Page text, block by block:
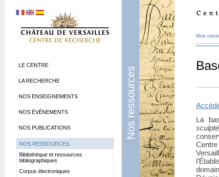
Nos ressources
Nos
La
LE CENTRE
LA RECHERCHE
NOS ENSEIGNEMENTS
NOS ÉVÉNEMENTS
NOS PUBLICATIONS
NOS RESSOURCES
Bibliothèque et ressources
bibliographiques
Corpus électroniques